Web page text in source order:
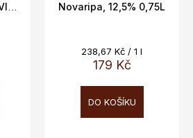
Novaripa, 12,5% 0,75L
179 Kč
Měrná
cena:
238,67 Kč / 1 l
DO KOŠÍKU